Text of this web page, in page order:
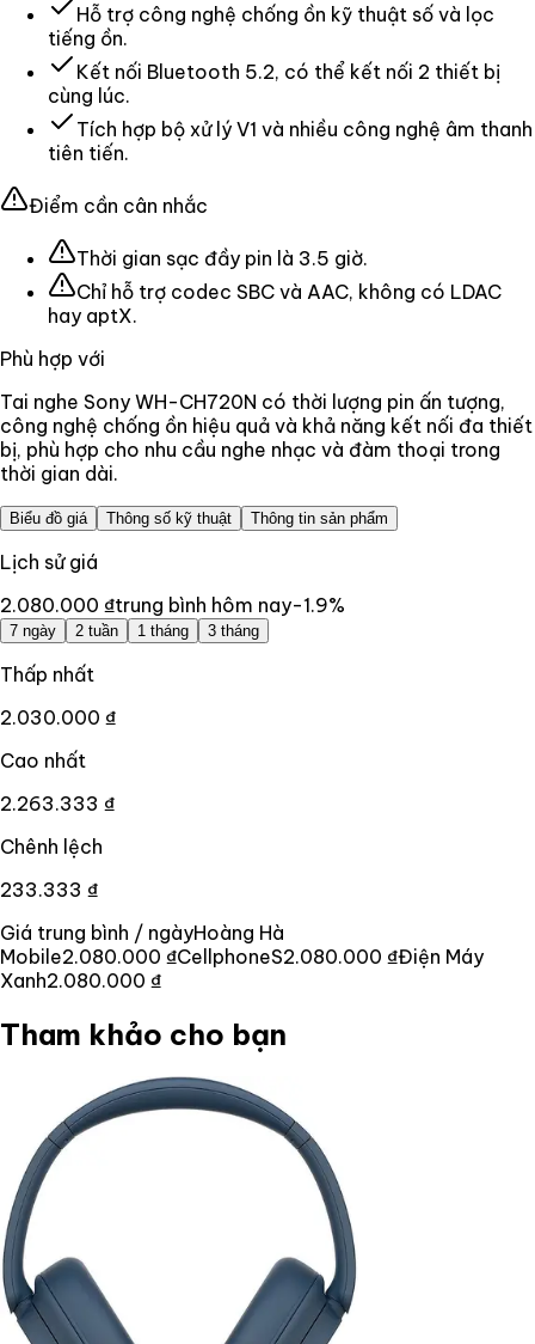
Hỗ trợ công nghệ chống ồn kỹ thuật số và lọc
tiếng ồn.
Kết nối Bluetooth 5.2, có thể kết nối 2 thiết bị
cùng lúc.
Tích hợp bộ xử lý V1 và nhiều công nghệ âm thanh
tiên tiến.
Điểm cần cân nhắc
Thời gian sạc đầy pin là 3.5 giờ.
Chỉ hỗ trợ codec SBC và AAC, không có LDAC
hay aptX.
Phù hợp với
Tai nghe Sony WH-CH720N có thời lượng pin ấn tượng,
công nghệ chống ồn hiệu quả và khả năng kết nối đa thiết
bị, phù hợp cho nhu cầu nghe nhạc và đàm thoại trong
thời gian dài.
Biểu đồ giá Thông số kỹ thuật Thông tin sản phẩm
Lịch sử giá
2.080.000 ₫trung bình hôm nay-1.9%
7 ngày 2 tuần 1 tháng 3 tháng
Thấp nhất
2.030.000 ₫
Cao nhất
2.263.333 ₫
Chênh lệch
233.333 ₫
Giá trung bình / ngàyHoàng Hà
Mobile2.080.000 ₫CellphoneS2.080.000 ₫Điện Máy
Xanh2.080.000 ₫
Tham khảo cho bạn